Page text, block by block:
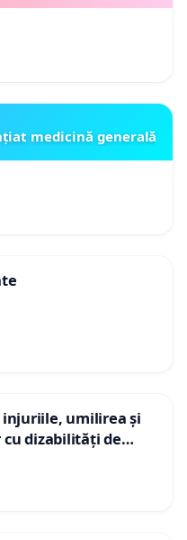
medicină generală
injuriile, umilirea și
dizabilități de